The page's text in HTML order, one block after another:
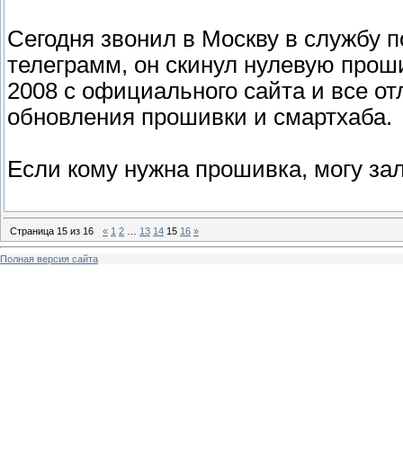
Сегодня звонил в Москву в службу
телеграмм, он скинул нулевую
2008 с официального сайта и все
обновления прошивки и смартхаба.
Если кому нужна прошивка, могу
Страница 15 из 16 « 1 2 13 14 15 16 »
Полная версия сайта